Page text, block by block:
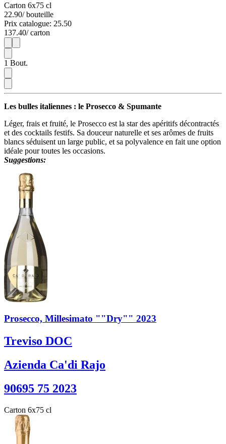
Carton 6x75 cl
22.90/ bouteille
Prix catalogue: 25.50
137.40/ carton
1
1 Bout.
Les bulles italiennes : le Prosecco & Spumante
Léger, frais et fruité, le Prosecco est la star des apéritifs décontractés
et des cocktails festifs. Sa douceur naturelle et ses arômes de fruits
blancs séduisent un large public, et sa polyvalence en fait une option
idéale pour toutes les occasions.
Suggestions:
Prosecco, Millesimato ""Dry"" 2023
Treviso DOC
Azienda Ca'di Rajo
90695 75 2023
Carton 6x75 cl